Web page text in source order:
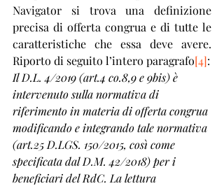
Navigator si trova una definizione
precisa di offerta congrua e di tutte le
caratteristiche che essa deve avere.
Riporto di seguito l’intero paragrafo[4]:
Il D.L. 4/2019 (art.4 co.8,9 e 9bis) è
intervenuto sulla normativa di
riferimento in materia di offerta congrua
modificando e integrando tale normativa
(art.25 D.LGS. 150/2015, così come
specificata dal D.M. 42/2018) per i
beneficiari del RdC. La lettura